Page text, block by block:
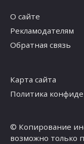
О сайте
Рекламодателям
Обратная связь
Карта сайта
Политика
© Копирование
возможно только